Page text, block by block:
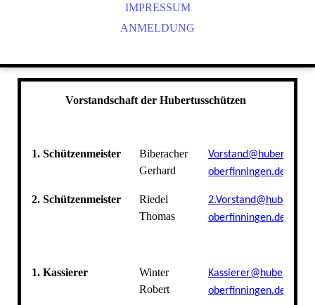
IMPRESSUM
ANMELDUNG
Vorstandschaft der Hubertusschützen
1. Schützenmeister
Biberacher
Gerhard
Vorstand@hubertus-
oberfinningen.de
2. Schützenmeister
Riedel
Thomas
2.Vorstand@hubertus-
oberfinningen.de
1. Kassierer
Winter
Robert
Kassierer@hubertus-
oberfinningen.de